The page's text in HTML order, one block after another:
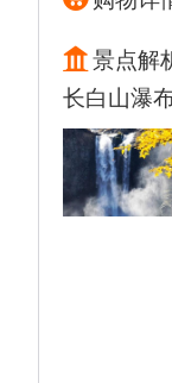
我们可以
朝鲜现在
江，女子
江上连接
口游船，
要不上岸
景点解
长白山瀑